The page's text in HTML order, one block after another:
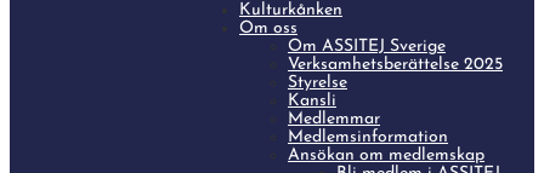
Kulturkånken
Om oss
Om ASSITEJ Sverige
Verksamhetsberättelse 2025
Styrelse
Kansli
Medlemmar
Medlemsinformation
Ansökan om medlemskap